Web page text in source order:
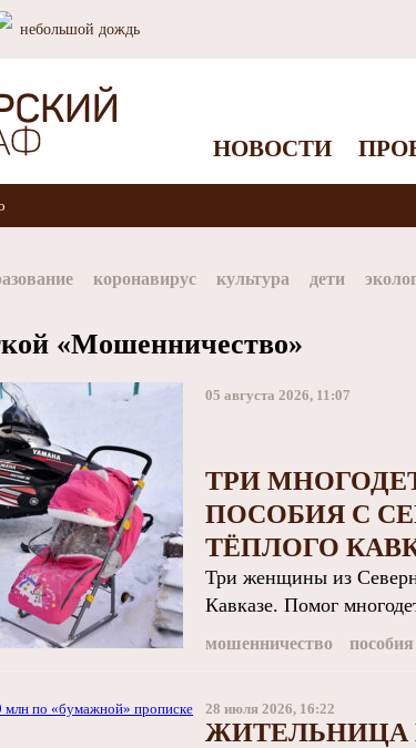
небольшой дождь
НОВОСТИ
коронавирус культура дети
«Мошенничество»
05 августа 2026, 11:07
ТРИ
ПОСОБИЯ С
ТЁПЛОГО
Три женщины из
Кавказе. Помог
мошенничество
28 июля 2026, 16:22
ЖИТЕЛЬНИЦА